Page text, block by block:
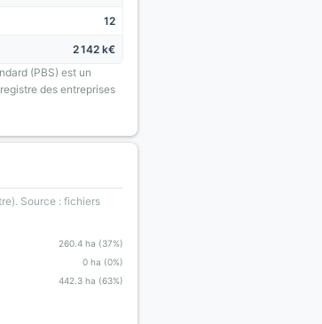
12
2 142 k€
(PBS) est un
des entreprises
Source : fichiers
260.4 ha (37%)
0 ha (0%)
442.3 ha (63%)